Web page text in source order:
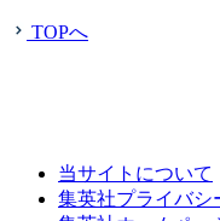
TOPへ
当サイトについて
集英社プライバシ